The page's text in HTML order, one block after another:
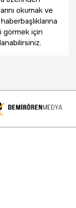
okumak ve
görmek için